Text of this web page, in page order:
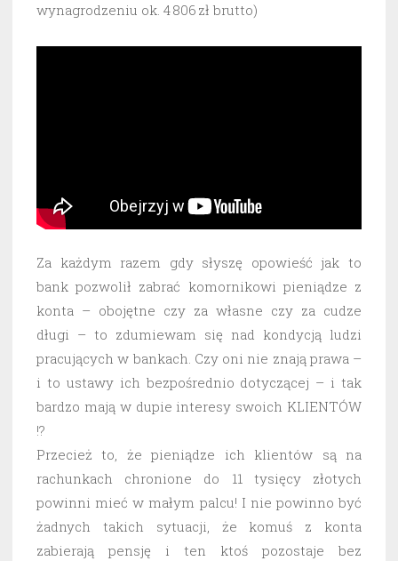
wynagrodzeniu ok. 4 806 zł brutto)
Za każdym razem gdy słyszę opowieść jak to
bank pozwolił zabrać komornikowi pieniądze z
konta – obojętne czy za własne czy za cudze
długi – to zdumiewam się nad kondycją ludzi
pracujących w bankach. Czy oni nie znają prawa –
i to ustawy ich bezpośrednio dotyczącej – i tak
bardzo mają w dupie interesy swoich KLIENTÓW
!?
Przecież to, że pieniądze ich klientów są na
rachunkach chronione do 11 tysięcy złotych
powinni mieć w małym palcu! I nie powinno być
żadnych takich sytuacji, że komuś z konta
zabierają pensję i ten ktoś pozostaje bez